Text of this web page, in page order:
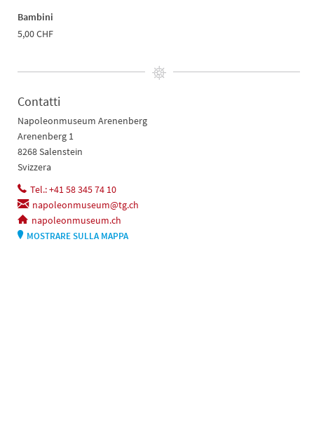
Bambini
5,00 CHF
Contatti
Napoleonmuseum Arenenberg
Arenenberg 1
8268 Salenstein
Svizzera
Tel.: +41 58 345 74 10
napoleonmuseum@tg.ch
napoleonmuseum.ch
MOSTRARE SULLA MAPPA